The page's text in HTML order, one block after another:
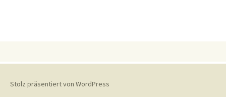
Stolz präsentiert von WordPress